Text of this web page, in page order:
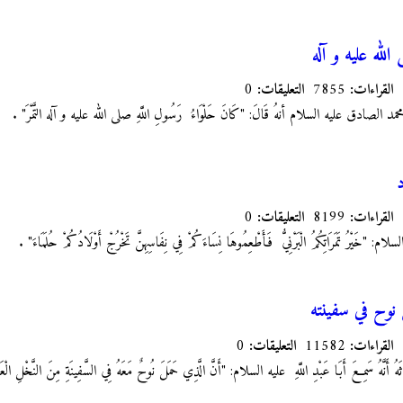
عليه و آله
القراءات: التعليقات:
الصادق عليه السلام أنهُ قَالَ: "كَانَ حَلْوَاءُ رَسُولِ اللَّهِ صلى الله عليه و آله التَّمْرَ" .
القراءات: التعليقات:
"خَيْرُ تَمَرَاتِكُمُ الْبَرْنِيُّ فَأَطْعِمُوهَا نِسَاءَكُمْ فِي‏ نِفَاسِهِنَّ تَخْرُجْ أَوْلَادُكُمْ حُلَمَاءَ" .
نوح في سفينته
القراءات: التعليقات:
سَمِعَ أَبَا عَبْدِ اللَّهِ عليه السلام:‏ "أَنَّ الَّذِي حَمَلَ نُوحٌ مَعَهُ فِي السَّفِينَةِ مِنَ النَّخْلِ